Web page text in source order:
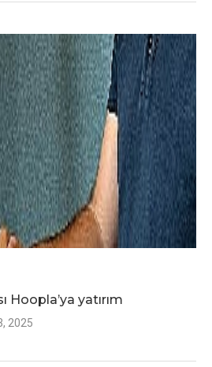
Hoopla’ya yatırım
2025